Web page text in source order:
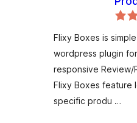
Flixy Boxes is
wordpress plugin
responsive
Flixy Boxes feature
specific produ …